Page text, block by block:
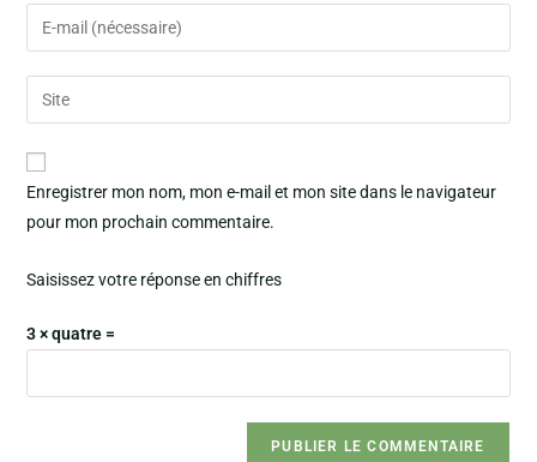
Enregistrer mon nom, mon e-mail et mon site dans le navigateur
pour mon prochain commentaire.
Saisissez votre réponse en chiffres
3 × quatre =